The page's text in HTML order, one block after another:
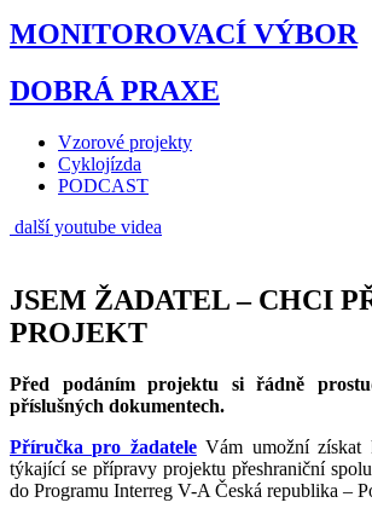
MONITOROVACÍ VÝBOR
DOBRÁ PRAXE
Vzorové projekty
Cyklojízda
PODCAST
další youtube videa
JSEM ŽADATEL – CHCI
PROJEKT
Před podáním projektu si řádně
příslušných dokumentech.
Příručka pro žadateleVám umožní získat
týkající se přípravy projektu přeshraniční
do Programu Interreg V-A Česká republika –